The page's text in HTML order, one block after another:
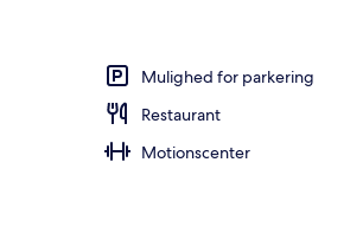
Mulighed for parkering
Restaurant
Motionscenter